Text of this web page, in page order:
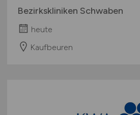
Bezirkskliniken Schwaben
heute
Kaufbeuren